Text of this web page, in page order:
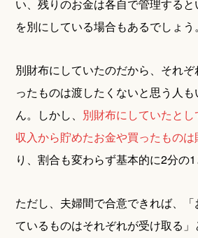
い、残りのお金は各自で管理する
を別にしている場合もあるでしょう。
別財布にしていたのだから、それ
ったものは渡したくないと思う人
ん。しかし、 別財布にしていたと
収入から貯めたお金や買ったもの
り、割合も変わらず基本的に2分の1
ただし、夫婦間で合意できれば、
ているものはそれぞれが受け取る」